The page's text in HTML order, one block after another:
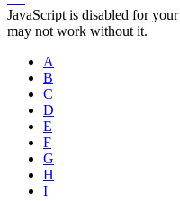
JavaScript is disabled for
may not work without it.
A
B
C
D
E
F
G
H
I